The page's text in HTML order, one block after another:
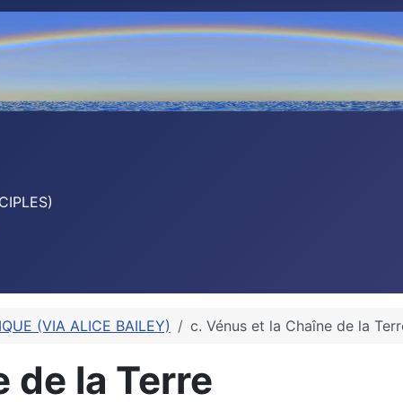
(VIA ALICE BAILEY) c. Vénus et la Chaîne de la
de la Terre